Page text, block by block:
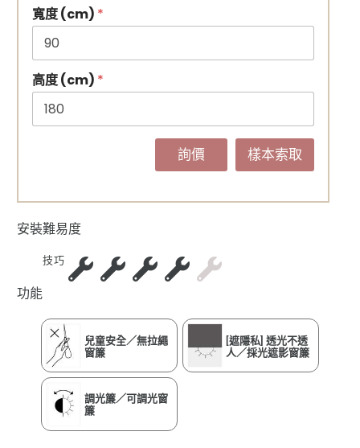
寬度 (cm) *
高度 (cm) *
詢價 樣本索取
安裝難易度
技巧
功能
兒童安全／無拉繩
窗簾
[遮隱私] 透光不透
人／採光遮影窗簾
調光簾／可調光窗
簾